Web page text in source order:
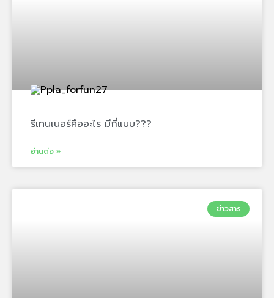
รีเทนเนอร์คืออะไร มีกี่แบบ???
อ่านต่อ »
ข่าวสาร